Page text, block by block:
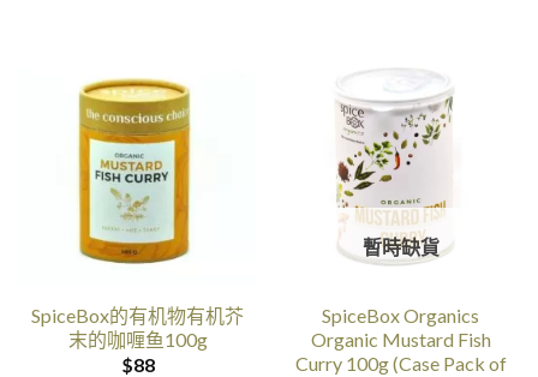
SpiceBox的有机物有机芥
末的咖喱鱼100g
$88
暫時缺貨
SpiceBox Organics
Organic Mustard Fish
Curry 100g (Case Pack of